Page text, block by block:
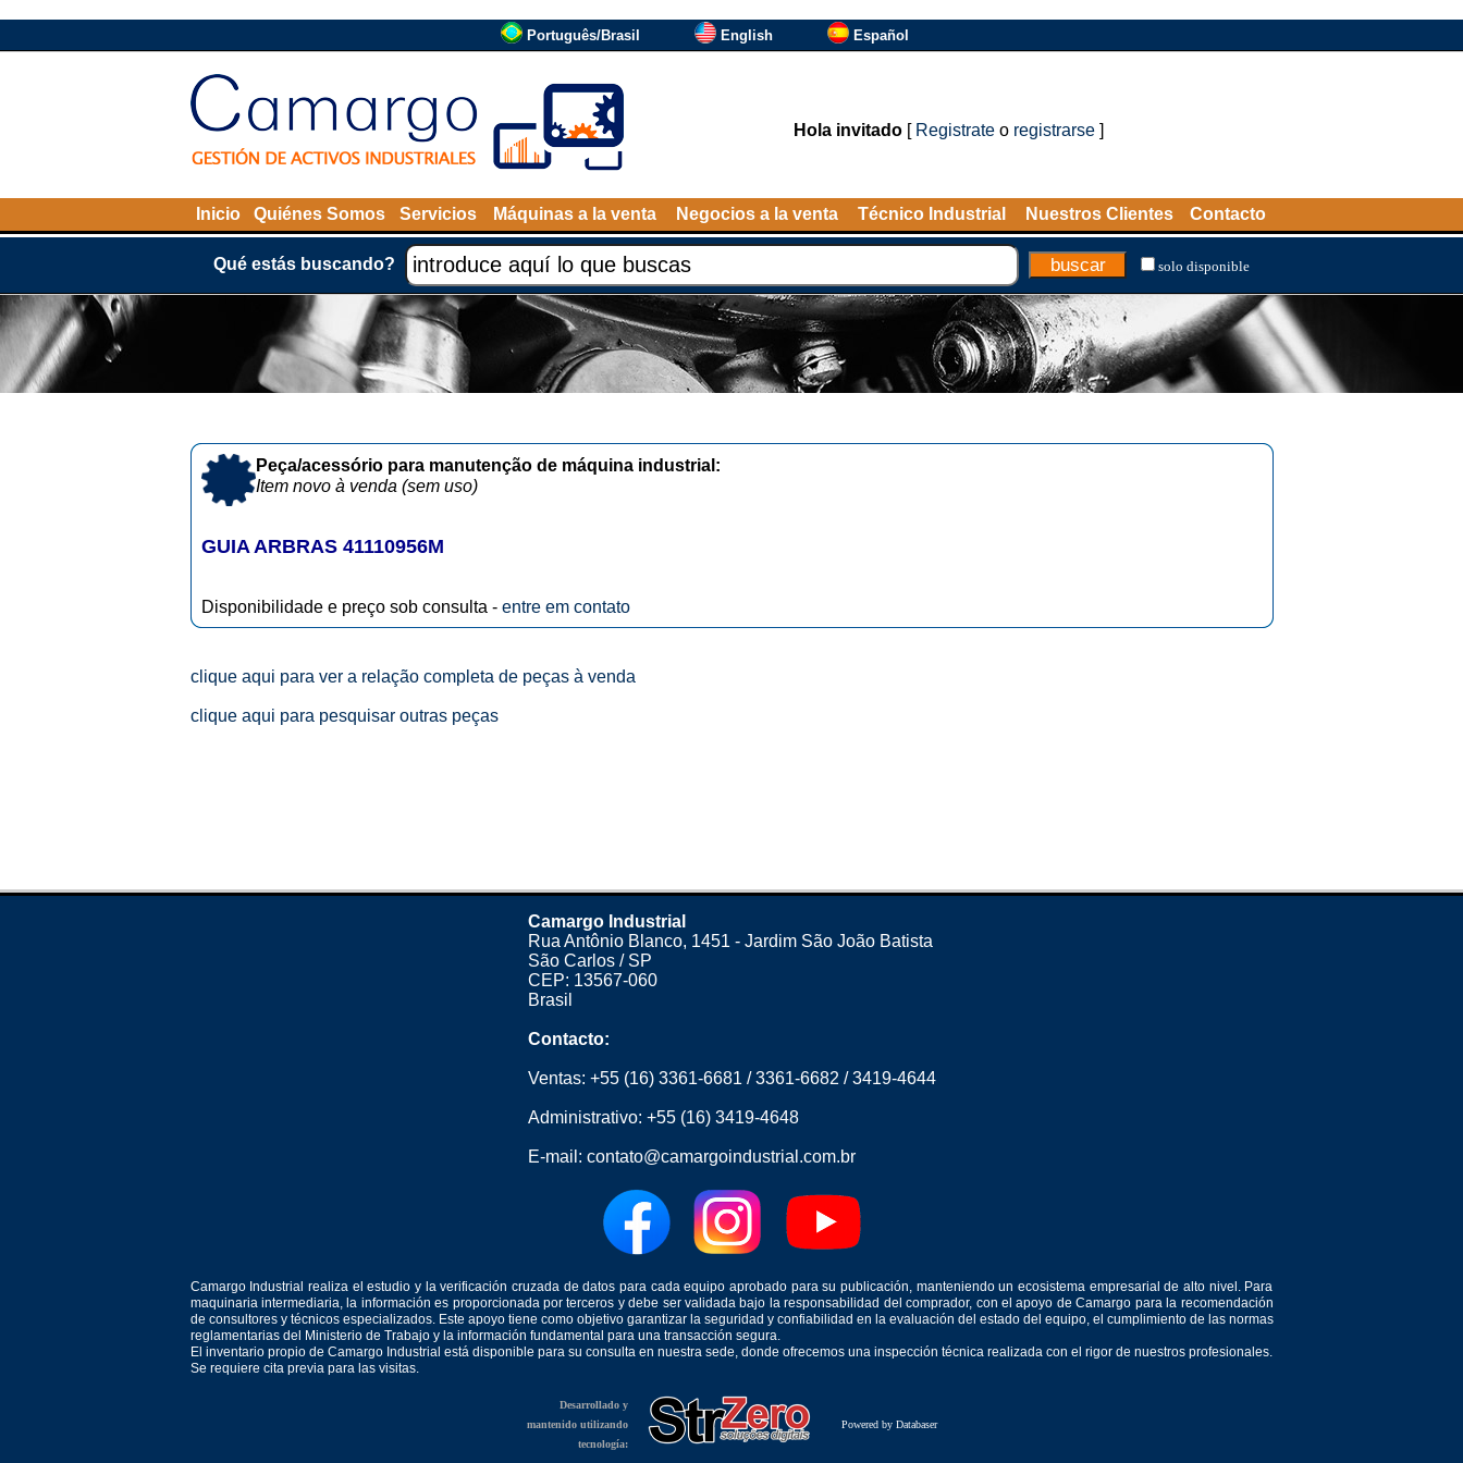
Português/Brasil English Español
Hola invitado[ Registrateo registrarse]
Inicio Quiénes Somos Servicios Máquinas a la venta Negocios a la venta Técnico Industrial Nuestros Clientes Contacto
Qué estás buscando? solo disponible
Peça/acessório para manutenção de máquina industrial:
Item novo à venda (sem uso)
GUIA ARBRAS 41110956M
Disponibilidade e preço sob consulta - entre em contato
clique aqui para ver a relação completa de peças à venda
clique aqui para pesquisar outras peças
Camargo Industrial
Rua Antônio Blanco, 1451 - Jardim São João Batista
São Carlos / SP
CEP: 13567-060
Brasil
Contacto:
Ventas: +55 (16) 3361-6681 /3361-6682 /3419-4644
Administrativo: +55 (16) 3419-4648
E-mail: contato@camargoindustrial.com.br
Camargo Industrial realiza el estudio y la verificación cruzada de datos para cada equipo aprobado para su publicación, manteniendo un ecosistema empresarial de alto nivel. Para
maquinaria intermediaria, la información es proporcionada por terceros y debe ser validada bajo la responsabilidad del comprador, con el apoyo de Camargo para la recomendación
de consultores y técnicos especializados. Este apoyo tiene como objetivo garantizar la seguridad y confiabilidad en la evaluación del estado del equipo, el cumplimiento de las normas
reglamentarias del Ministerio de Trabajo y la información fundamental para una transacción segura.
El inventario propio de Camargo Industrial está disponible para su consulta en nuestra sede, donde ofrecemos una inspección técnica realizada con el rigor de nuestros profesionales.
Se requiere cita previa para las visitas.
Desarrollado y
mantenido utilizando
tecnología:
Powered by Databaser